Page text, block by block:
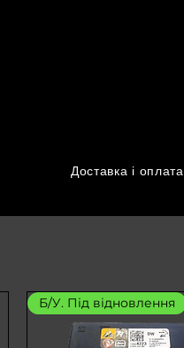
Доставка і оплата
Б/У. Під відновлення